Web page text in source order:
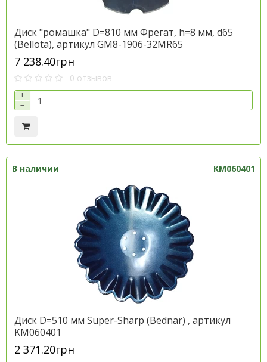
Диск "ромашка" D=810 мм Фрегат, h=8 мм, d65
(Bellota), артикул GM8-1906-32MR65
7 238.40грн
0 отзывов
+
−
В наличии KM060401
Диск D=510 мм Super-Sharp (Bednar) , артикул
KM060401
2 371.20грн